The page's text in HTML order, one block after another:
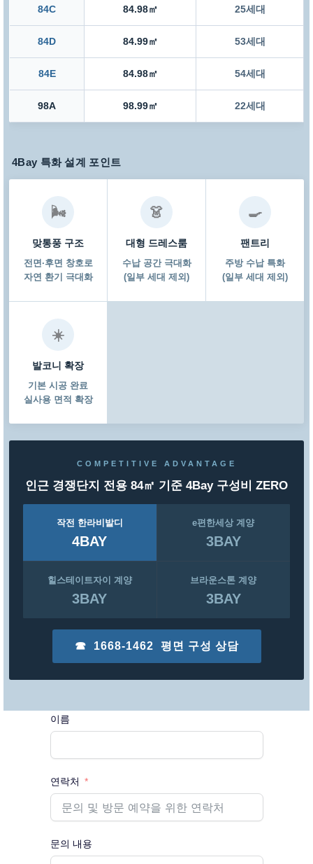
84C 84.98㎡ 25세대
84D 84.99㎡ 53세대
84E 84.98㎡ 54세대
98A 98.99㎡ 22세대
4Bay 특화 설계 포인트
🌬️
맞통풍 구조
전면·후면 창호로
자연 환기 극대화
👗
대형 드레스룸
수납 공간 극대화
(일부 세대 제외)
🍳
팬트리
주방 수납 특화
(일부 세대 제외)
☀️
발코니 확장
기본 시공 완료
실사용 면적 확장
COMPETITIVE ADVANTAGE
인근 경쟁단지 전용 84㎡ 기준 4Bay 구성비 ZERO
작전 한라비발디
4BAY
e편한세상 계양
3BAY
힐스테이트자이 계양
3BAY
브라운스톤 계양
3BAY
☎ 1668-1462 평면 구성 상담
이름
연락처
문의 내용